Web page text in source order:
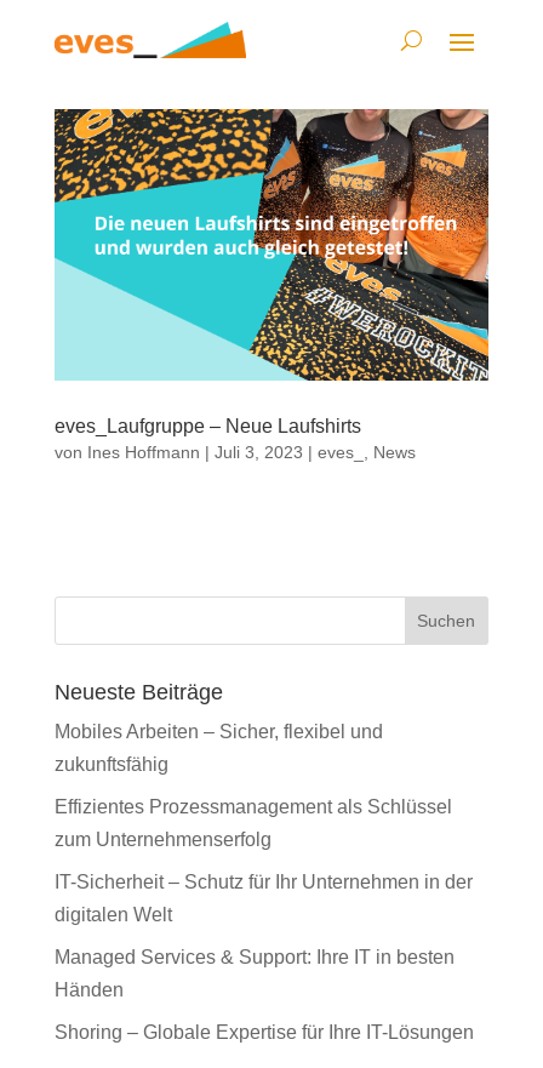
eves_Laufgruppe – Neue Laufshirts
von Ines Hoffmann | Juli 3, 2023 | eves_ News
Suchen
Neueste Beiträge
Mobiles Arbeiten – Sicher, flexibel und
zukunftsfähig
Effizientes Prozessmanagement als Schlüssel
zum Unternehmenserfolg
IT-Sicherheit – Schutz für Ihr Unternehmen in der
digitalen Welt
Managed Services & Support: Ihre IT in besten
Händen
Shoring – Globale Expertise für Ihre IT-Lösungen